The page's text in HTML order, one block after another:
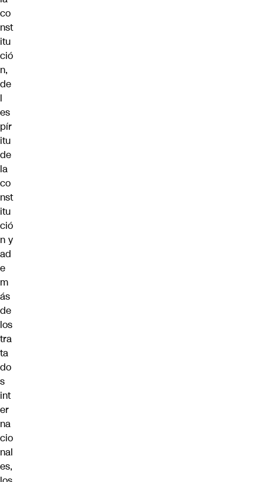
co
nst
itu
ció
n,
de
l
es
pír
itu
de
la
co
nst
itu
ció
n y
ad
e
m
ás
de
los
tra
ta
do
s
int
er
na
cio
nal
es,